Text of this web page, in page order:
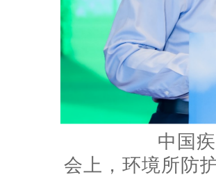
中国
会上，环境所防